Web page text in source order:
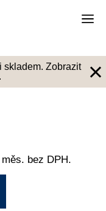
skladem. Zobrazit
×
bez DPH.